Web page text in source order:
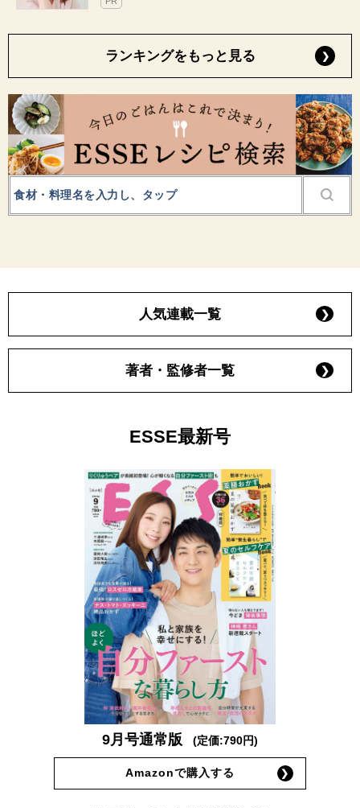
ランキングをもっと見る
人気連載一覧
著者・監修者一覧
ESSE最新号
9月号通常版 (定価:790円)
Amazonで購入する